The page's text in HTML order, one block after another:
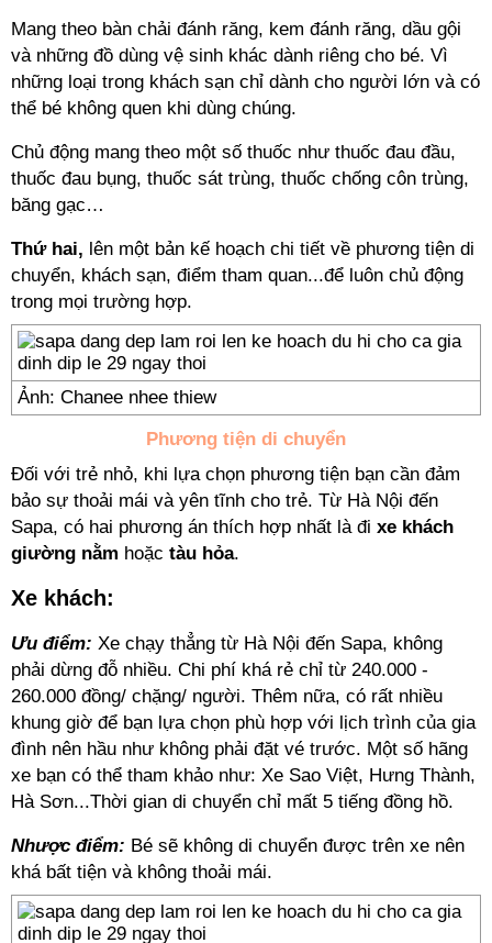
Mang theo bàn chải đánh răng, kem đánh răng, dầu gội
và những đồ dùng vệ sinh khác dành riêng cho bé. Vì
những loại trong khách sạn chỉ dành cho người lớn và có
thể bé không quen khi dùng chúng.
Chủ động mang theo một số thuốc như thuốc đau đầu,
thuốc đau bụng, thuốc sát trùng, thuốc chống côn trùng,
băng gạc…
Thứ hai, lên một bản kế hoạch chi tiết về phương tiện di
chuyển, khách sạn, điểm tham quan...để luôn chủ động
trong mọi trường hợp.
Ảnh: Chanee nhee thiew
Phương tiện di chuyển
Đối với trẻ nhỏ, khi lựa chọn phương tiện bạn cần đảm
bảo sự thoải mái và yên tĩnh cho trẻ. Từ Hà Nội đến
Sapa, có hai phương án thích hợp nhất là đi xe khách
giường nằm hoặc tàu hỏa.
Xe khách:
Ưu điểm: Xe chạy thẳng từ Hà Nội đến Sapa, không
phải dừng đỗ nhiều. Chi phí khá rẻ chỉ từ 240.000 -
260.000 đồng/ chặng/ người. Thêm nữa, có rất nhiều
khung giờ để bạn lựa chọn phù hợp với lịch trình của gia
đình nên hầu như không phải đặt vé trước. Một số hãng
xe bạn có thể tham khảo như: Xe Sao Việt, Hưng Thành,
Hà Sơn...Thời gian di chuyển chỉ mất 5 tiếng đồng hồ.
Nhược điểm: Bé sẽ không di chuyển được trên xe nên
khá bất tiện và không thoải mái.